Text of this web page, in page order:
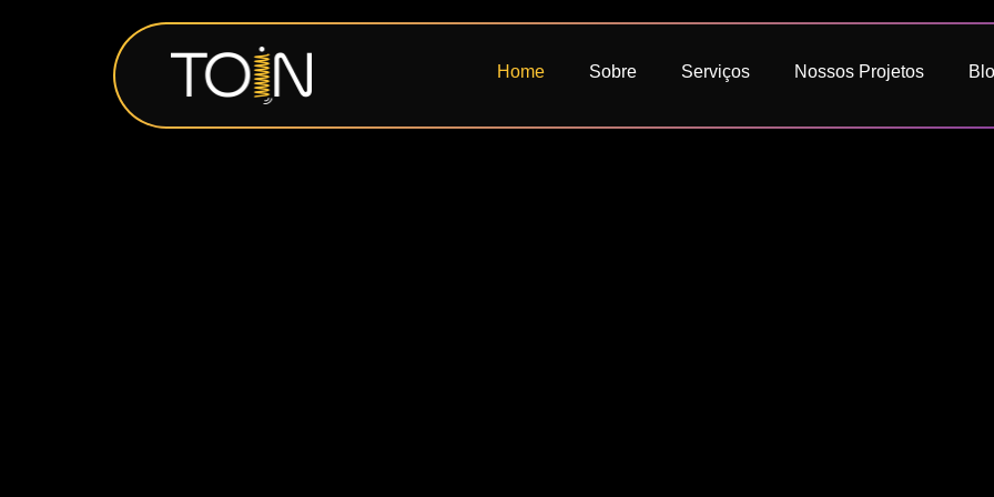
Home Sobre Serviços Nossos Projetos